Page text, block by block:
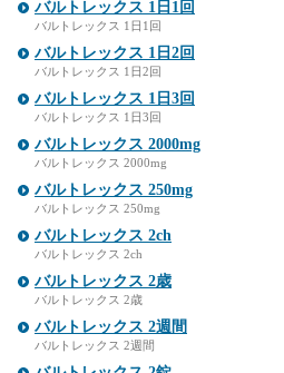
バルトレックス 1日1回
バルトレックス 1日1回
バルトレックス 1日2回
バルトレックス 1日2回
バルトレックス 1日3回
バルトレックス 1日3回
バルトレックス 2000mg
バルトレックス 2000mg
バルトレックス 250mg
バルトレックス 250mg
バルトレックス 2ch
バルトレックス 2ch
バルトレックス 2歳
バルトレックス 2歳
バルトレックス 2週間
バルトレックス 2週間